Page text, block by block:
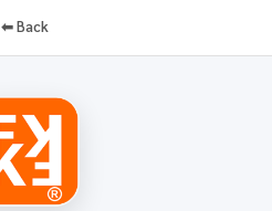
⬅ Back